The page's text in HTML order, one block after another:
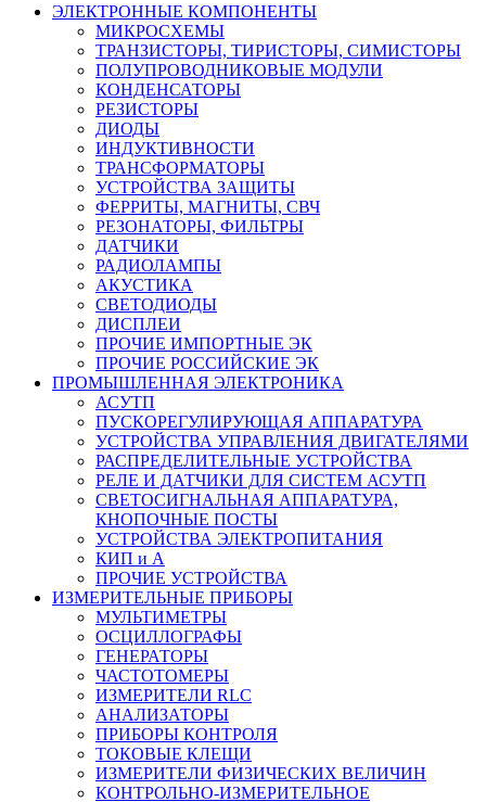
ЭЛЕКТРОННЫЕ КОМПОНЕНТЫ
МИКРОСХЕМЫ
ТРАНЗИСТОРЫ, ТИРИСТОРЫ, СИМИСТОРЫ
ПОЛУПРОВОДНИКОВЫЕ МОДУЛИ
КОНДЕНСАТОРЫ
РЕЗИСТОРЫ
ДИОДЫ
ИНДУКТИВНОСТИ
ТРАНСФОРМАТОРЫ
УСТРОЙСТВА ЗАЩИТЫ
ФЕРРИТЫ, МАГНИТЫ, СВЧ
РЕЗОНАТОРЫ, ФИЛЬТРЫ
ДАТЧИКИ
РАДИОЛАМПЫ
АКУСТИКА
СВЕТОДИОДЫ
ДИСПЛЕИ
ПРОЧИЕ ИМПОРТНЫЕ ЭК
ПРОЧИЕ РОССИЙСКИЕ ЭК
ПРОМЫШЛЕННАЯ ЭЛЕКТРОНИКА
АСУТП
ПУСКОРЕГУЛИРУЮЩАЯ АППАРАТУРА
УСТРОЙСТВА УПРАВЛЕНИЯ ДВИГАТЕЛЯМИ
РАСПРЕДЕЛИТЕЛЬНЫЕ УСТРОЙСТВА
РЕЛЕ И ДАТЧИКИ ДЛЯ СИСТЕМ АСУТП
СВЕТОСИГНАЛЬНАЯ АППАРАТУРА,
КНОПОЧНЫЕ ПОСТЫ
УСТРОЙСТВА ЭЛЕКТРОПИТАНИЯ
КИП и А
ПРОЧИЕ УСТРОЙСТВА
ИЗМЕРИТЕЛЬНЫЕ ПРИБОРЫ
МУЛЬТИМЕТРЫ
ОСЦИЛЛОГРАФЫ
ГЕНЕРАТОРЫ
ЧАСТОТОМЕРЫ
ИЗМЕРИТЕЛИ RLC
АНАЛИЗАТОРЫ
ПРИБОРЫ КОНТРОЛЯ
ТОКОВЫЕ КЛЕЩИ
ИЗМЕРИТЕЛИ ФИЗИЧЕСКИХ ВЕЛИЧИН
КОНТРОЛЬНО-ИЗМЕРИТЕЛЬНОЕ